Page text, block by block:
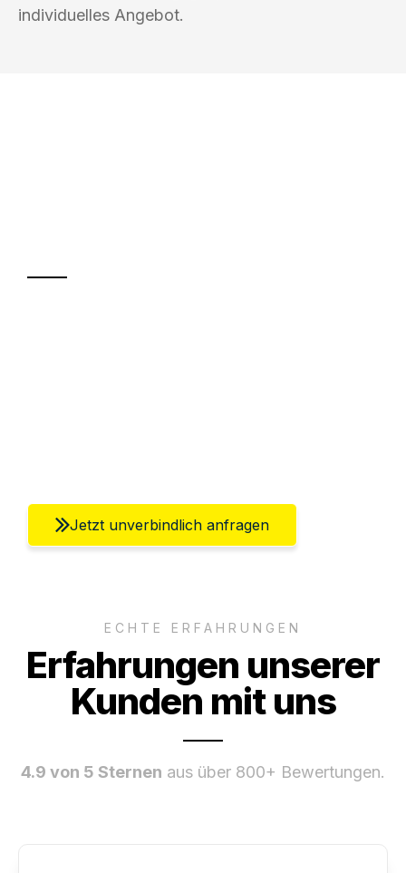
individuelles Angebot.
Jetzt unverbindlich anfragen
ECHTE ERFAHRUNGEN
Erfahrungen unserer
Kunden mit uns
4.9 von 5 Sternen aus über 800+ Bewertungen.